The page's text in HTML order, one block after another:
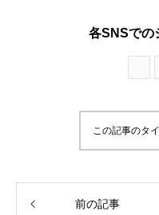
各SNSでの
この記事のタ
前の記事